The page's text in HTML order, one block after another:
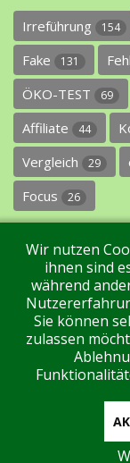
Irreführung 154
Fake 131
ÖKO-TEST 69
Affiliate 44
Vergleich 29
Focus 26
Impressum
Tags
Aktuell sind
Wir nutzen
ihnen sind
während
Sie können
zulassen